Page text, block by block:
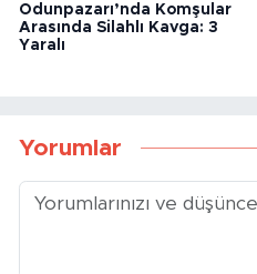
Odunpazarı’nda Komşular
Arasında Silahlı Kavga: 3
Yaralı
Yorumlar